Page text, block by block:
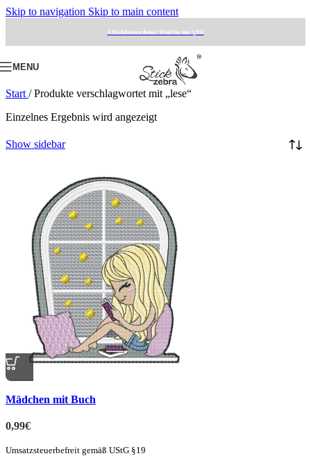
Skip to navigation Skip to main content
4 Stickdateien deiner Wahl für nur 5,95€
MENU
Start / Produkte verschlagwortet mit „lese“
Einzelnes Ergebnis wird angezeigt
Show sidebar
zur Merkliste hinzufügen
Mädchen mit Buch
0,99€
Umsatzsteuerbefreit gemäß UStG §19